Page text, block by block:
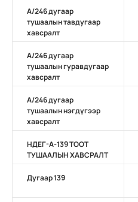
А/246 дугаар
тушаалын тавдугаар
хавсралт
А/246 дугаар
тушаалын гуравдугаар
хавсралт
А/246 дугаар
тушаалын нэгдүгээр
хавсралт
НДЕГ-А-139 ТООТ
ТУШААЛЫН ХАВСРАЛТ
Дугаар 139